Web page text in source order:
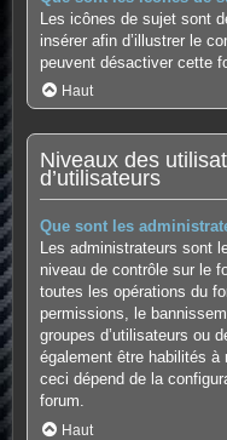
Les icônes de sujet sont
insérer afin d’illustrer le
peuvent désactiver cette
Haut
Niveaux des
d’utilisateurs
Que sont les
Les administrateurs sont
niveau de contrôle sur le
toutes les opérations du
permissions, le
groupes d’utilisateurs ou
également être habilités à
ceci dépend de la
forum.
Haut